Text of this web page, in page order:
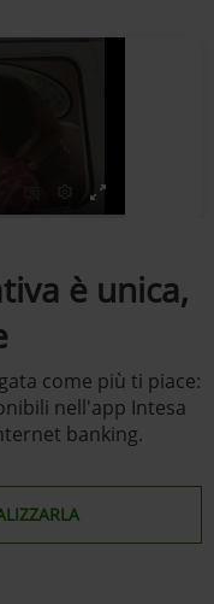
è unica,
come più ti piace:
nell'app Intesa
banking.